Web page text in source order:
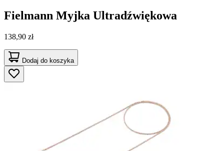
Fielmann Myjka Ultradźwiękowa
138,90 zł
Dodaj do koszyka